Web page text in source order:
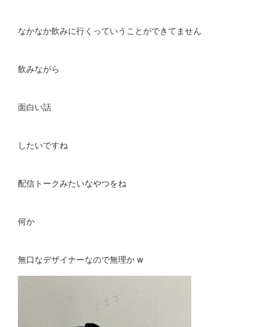
なかなか飲みに行くっていうことができてません
飲みながら
面白い話
したいですね
配信トークみたいなやつをね
何か
無口なデザイナーなので無理か w